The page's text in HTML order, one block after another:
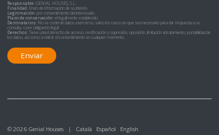
Responsable:GENIAL HOUSES, S.L.
Finalidad: Envío de información de su interés
Legitimación:por consentimiento del interesado.
Plazo de conservación:el legalmente establecido.
Destinatarios: No se cederán datos a terceros, salvo los casos en que sea necesario para dar respuesta a su
consulta, o por obligación legal.
Derechos:Tiene usted derecho de acceso, rectificación o supresión, oposición, limitación al tratamiento, portabilidad de
los datos, así como a retirar el consentimiento en cualquier momento.
Enviar
© 2026 Genial Houses | Català Español
English